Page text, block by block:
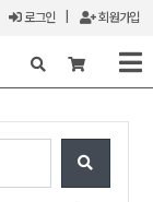
로그인 회원가입
X